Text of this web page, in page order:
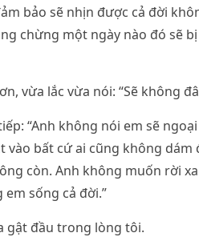
bảo sẽ nhịn được cả đời
chừng một ngày nào đó sẽ
vừa lắc vừa nói: “Sẽ không
“Anh không nói em sẽ
vào bất cứ ai cũng không
còn. Anh không muốn rời
sống cả đời.”
gật đầu trong lòng tôi.